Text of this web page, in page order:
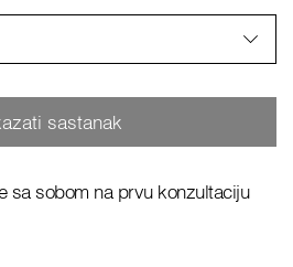
sastanak
sa sobom na prvu konzultaciju